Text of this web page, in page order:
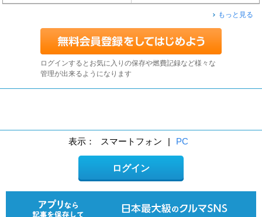
もっと見る
ログインするとお気に入りの保存や燃費記録など様々な
管理が出来るようになります
表示： スマートフォン | PC
ログイン